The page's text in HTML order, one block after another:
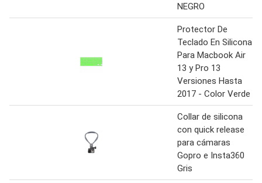
NEGRO
Protector De
Teclado En Silicona
Para Macbook Air
13 y Pro 13
Versiones Hasta
2017 - Color Verde
Collar de silicona
con quick release
para cámaras
Gopro e Insta360
Gris